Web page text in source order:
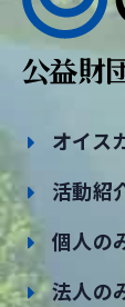
オイス
活動紹
個人の
法人の